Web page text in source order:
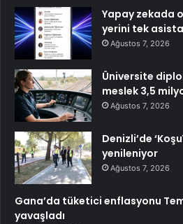
Yapay zekada
yerini tek
Ağustos 7, 2026
Üniversite
meslek 3,5
Ağustos 7, 2026
Denizli’de
yenileniyor
Ağustos 7, 2026
Gana’da tüketici enflasyonu
yavaşladı